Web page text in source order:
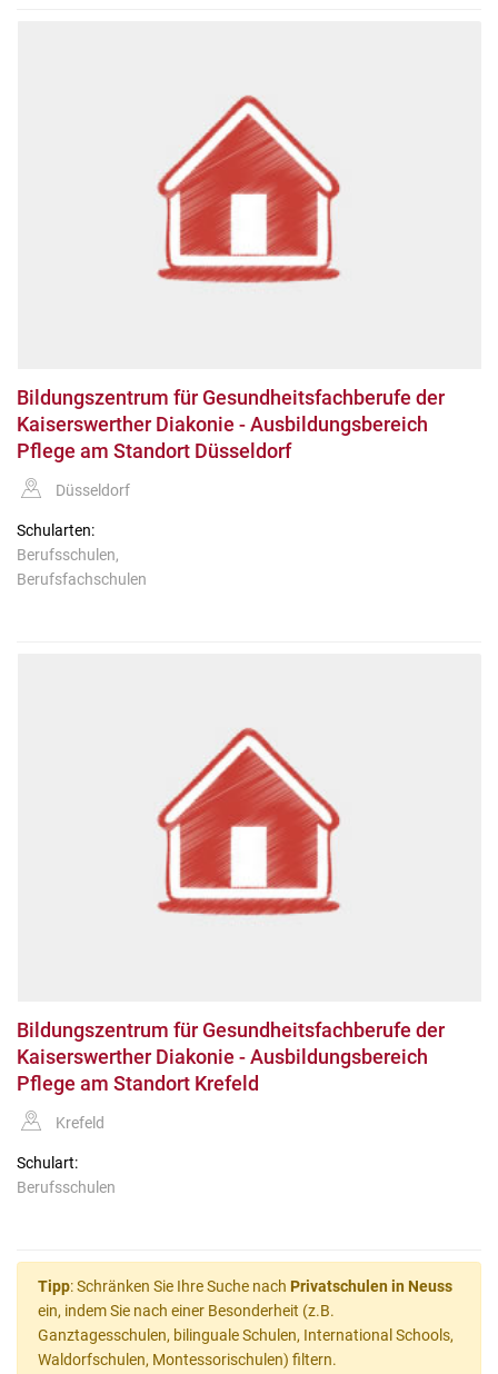
Bildungszentrum für Gesundheitsfachberufe der
Kaiserswerther Diakonie - Ausbildungsbereich
Pflege am Standort Düsseldorf
Düsseldorf
Schularten:
Berufsschulen,
Berufsfachschulen
Bildungszentrum für Gesundheitsfachberufe der
Kaiserswerther Diakonie - Ausbildungsbereich
Pflege am Standort Krefeld
Krefeld
Schulart:
Berufsschulen
Tipp: Schränken Sie Ihre Suche nach Privatschulen in Neuss
ein, indem Sie nach einer Besonderheit (z.B.
Ganztagesschulen, bilinguale Schulen, International Schools,
Waldorfschulen, Montessorischulen) filtern.